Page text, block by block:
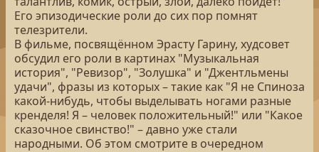
Его эпизодические роли до сих пор помнят
телезрители.
В фильме, посвящённом Эрасту Гарину, худсовет
обсудил его роли в картинах "Музыкальная
история", "Ревизор", "Золушка" и "Джентльмены
удачи", фразы из которых – такие как "Я не Спиноза
какой-нибудь, чтобы выделывать ногами разные
кренделя! Я – человек положительный!" или "Какое
сказочное свинство!" – давно уже стали
народными. Об этом смотрите в очередном